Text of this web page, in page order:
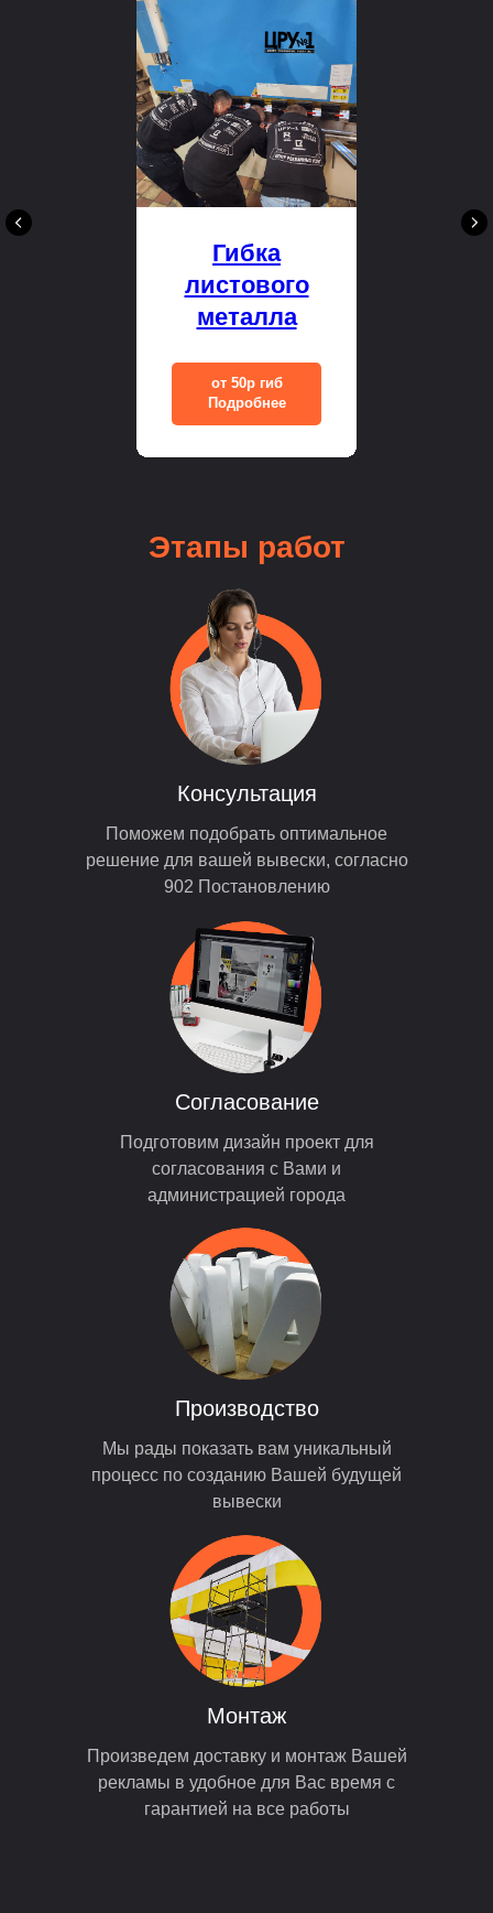
Гибка
листового
металла
от 50р гиб
Подробнее
Этапы работ
Поможем подобрать оптимальное
решение для вашей вывески, согласно
902 Постановлению
Консультация
Подготовим дизайн проект для
согласования с Вами и
администрацией города
Согласование
Мы рады показать вам уникальный
процесс по созданию Вашей будущей
вывески
Производство
Произведем доставку и монтаж Вашей
рекламы в удобное для Вас время с
гарантией на все работы
Монтаж